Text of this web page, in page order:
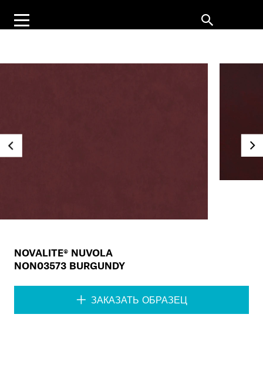
NOVALITE® NUVOLA
NON03573 BURGUNDY
ЗАКАЗАТЬ ОБРАЗЕЦ